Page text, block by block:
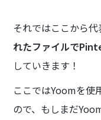
それではここから代
れたファイルで
していきます！
ここではYoomを使
ので、もしまだ